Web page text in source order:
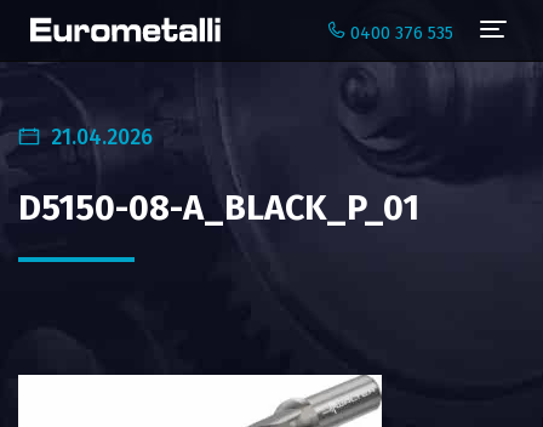
0400 376 535
21.04.2026
D5150-08-A_BLACK_P_01